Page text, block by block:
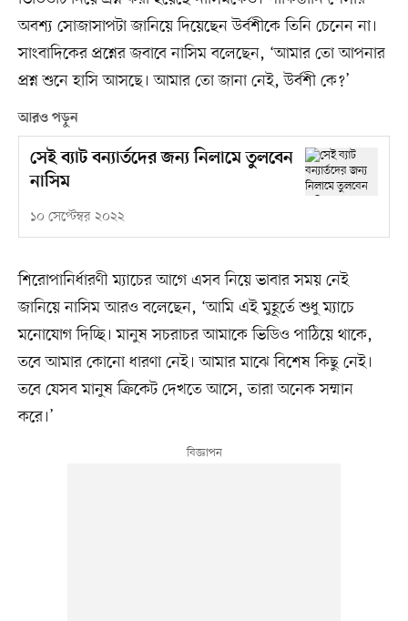
অবশ্য সোজাসাপটা জানিয়ে দিয়েছেন উর্বশীকে তিনি চেনেন না।
সাংবাদিকের প্রশ্নের জবাবে নাসিম বলেছেন, ‘আমার তো আপনার
প্রশ্ন শুনে হাসি আসছে। আমার তো জানা নেই, উর্বশী কে?’
আরও পড়ুন
সেই ব্যাট বন্যার্তদের জন্য নিলামে তুলবেন
নাসিম
১০ সেপ্টেম্বর ২০২২
শিরোপানির্ধারণী ম্যাচের আগে এসব নিয়ে ভাবার সময় নেই
জানিয়ে নাসিম আরও বলেছেন, ‘আমি এই মুহূর্তে শুধু ম্যাচে
মনোযোগ দিচ্ছি। মানুষ সচরাচর আমাকে ভিডিও পাঠিয়ে থাকে,
তবে আমার কোনো ধারণা নেই। আমার মাঝে বিশেষ কিছু নেই।
তবে যেসব মানুষ ক্রিকেট দেখতে আসে, তারা অনেক সম্মান
করে।’